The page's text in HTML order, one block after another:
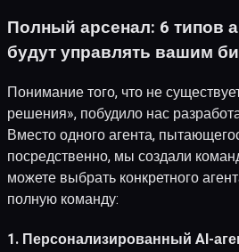
Полный арсенал: 6 типов
будут управлять вашим
Понимание того, что не
решения», побудило нас
Вместо одного агента,
посредственно, мы создали
можете выбрать конкретного
полную команду:
1. Персонализированный AI-